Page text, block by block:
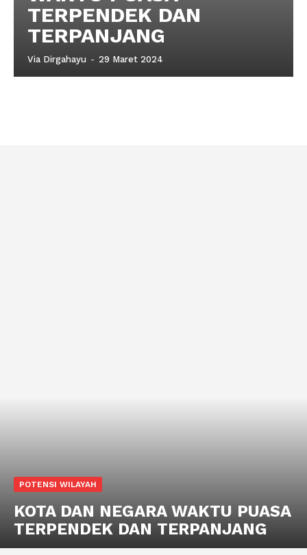
TERPENDEK DAN
TERPANJANG
Via Dirgahayu - 29 Maret 2024
POTENSI WILAYAH
KOTA DAN NEGARA WAKTU PUASA
TERPENDEK DAN TERPANJANG